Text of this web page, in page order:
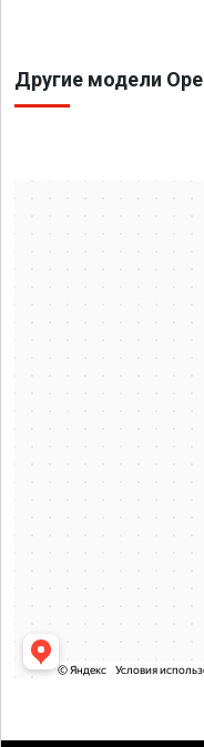
Другие модели Opel